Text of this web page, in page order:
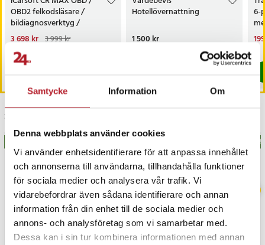
Samtycke Information Om
Denna webbplats använder cookies
Vi använder enhetsidentifierare för att anpassa innehållet
och annonserna till användarna, tillhandahålla funktioner
för sociala medier och analysera vår trafik. Vi
vidarebefordrar även sådana identifierare och annan
information från din enhet till de sociala medier och
annons- och analysföretag som vi samarbetar med.
Dessa kan i sin tur kombinera informationen med annan
OBD2 felkodsläsare /
bildiagnosverktyg /
diagnosverktyg för bil
Nuvarande pris:
3 698 kr 3 999 kr
I lager, levereras inom 1-2 vardagar
Hotellövernattning
Pris:1 500 kr
1 500 kr
I lager, levereras inom 1-2 vardagar
6-
Senast besökta